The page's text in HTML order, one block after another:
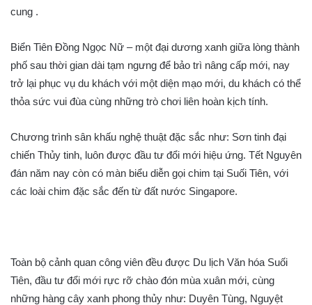
cung .
Biển Tiên Đồng Ngọc Nữ – một đại dương xanh giữa lòng thành
phố sau thời gian dài tạm ngưng để bảo trì nâng cấp mới, nay
trở lại phục vụ du khách với một diện mạo mới, du khách có thể
thỏa sức vui đùa cùng những trò chơi liên hoàn kịch tính.
Chương trình sân khấu nghệ thuật đặc sắc như: Sơn tinh đại
chiến Thủy tinh, luôn được đầu tư đổi mới hiệu ứng. Tết Nguyên
đán năm nay còn có màn biểu diễn gọi chim tại Suối Tiên, với
các loài chim đặc sắc đến từ đất nước Singapore.
Toàn bộ cảnh quan công viên đều được Du lịch Văn hóa Suối
Tiên, đầu tư đổi mới rực rỡ chào đón mùa xuân mới, cùng
những hàng cây xanh phong thủy như: Duyên Tùng, Nguyệt